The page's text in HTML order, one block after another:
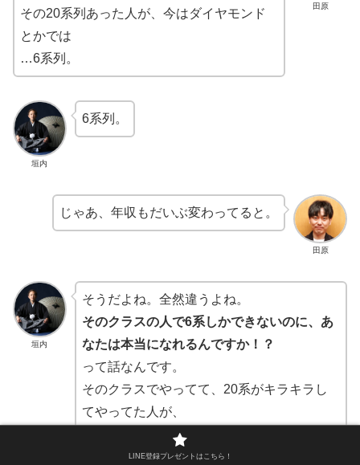
田原
その20系列あった人が、今はダイヤモンド
とかでは
…6系列。
垣内
6系列。
田原
じゃあ、年収もだいぶ変わってると。
垣内
そうだよね。全然違うよね。
そのクラスの人で6系しかできないのに、あ
なたは本当になれるんですか！？
って話なんです。
そのクラスでやってて、20系がキラキラし
てやってた人が、
ですよ！？っていうの。
LINE登録プレゼントはこちら！